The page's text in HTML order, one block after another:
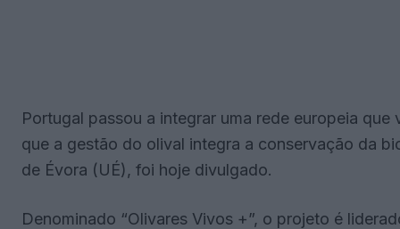
Portugal passou a integrar uma rede europeia
que a gestão do olival integra a conservação da
de Évora (UÉ), foi hoje divulgado.
Denominado “Olivares Vivos +”, o projeto é